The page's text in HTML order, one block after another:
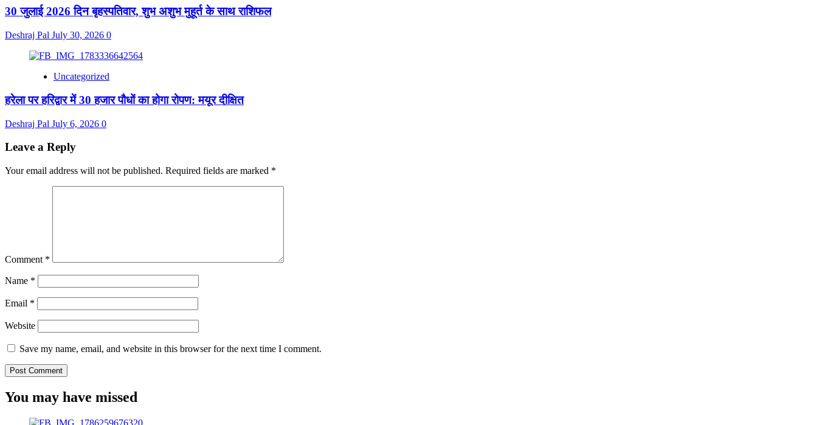
30 जुलाई 2026 दिन बृहस्पतिवार, शुभ अशुभ मुहूर्त के साथ राशिफल
Deshraj Pal July 30, 2026 0
Uncategorized
हरेला पर हरिद्वार में 30 हजार पौधों का होगा रोपण: मयूर दीक्षित
Deshraj Pal July 6, 2026 0
Leave a Reply
Your email address will not be published. Required fields are marked *
Comment *
Name *
Email *
Website
Save my name, email, and website in this browser for the next time I comment.
You may have missed